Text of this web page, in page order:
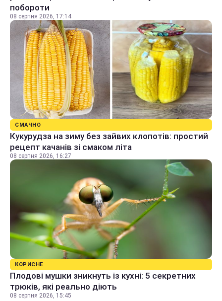
побороти
08 серпня 2026, 17:14
СМАЧНО
Кукурудза на зиму без зайвих клопотів: простий
рецепт качанів зі смаком літа
08 серпня 2026, 16:27
КОРИСНЕ
Плодові мушки зникнуть із кухні: 5 секретних
трюків, які реально діють
08 серпня 2026, 15:45